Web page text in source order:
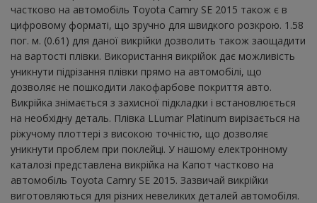
частково на автомобіль Toyota Camry SE 2015 також є в
цифровому форматі, що зручно для швидкого розкрою. 1.58
пог. м. (0.61) для даної викрійки дозволить також заощадити
на вартості плівки. Використання викрійок дає можливість
уникнути підрізання плівки прямо на автомобілі, що
дозволяє не пошкодити лакофарбове покриття авто.
Викрійка знімається з захисної підкладки і встановлюється
на необхідну деталь. Плівка LLumar Platinum вирізається на
ріжучому плоттері з високою точністю, що дозволяє
уникнути проблем при поклейці. У нашому електронному
каталозі представлена ​​викрійка на Капот частково на
автомобіль Toyota Camry SE 2015. Зазвичай викрійки
виготовляються для різних невеликих деталей автомобіля.